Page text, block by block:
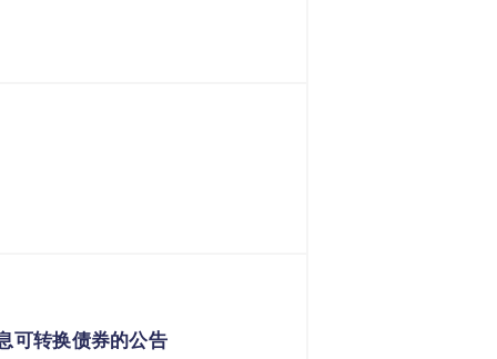
可转换债券的公告